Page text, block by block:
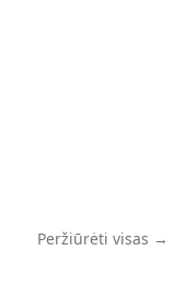
Peržiūrėti visas →